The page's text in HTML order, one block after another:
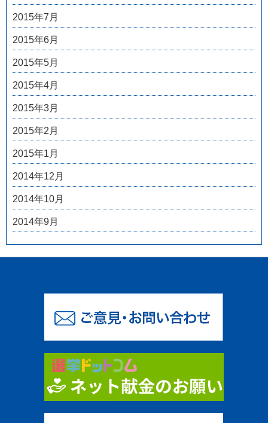
2015年7月
2015年6月
2015年5月
2015年4月
2015年3月
2015年2月
2015年1月
2014年12月
2014年10月
2014年9月